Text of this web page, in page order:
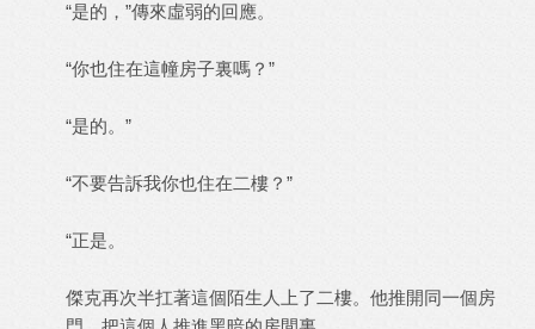
“是的，”傳來虛弱的回應。
“你也住在這幢房子裏嗎？”
“是的。”
“不要告訴我你也住在二樓？”
“正是。
傑克再次半扛著這個陌生人上了二樓。他推開同一個房